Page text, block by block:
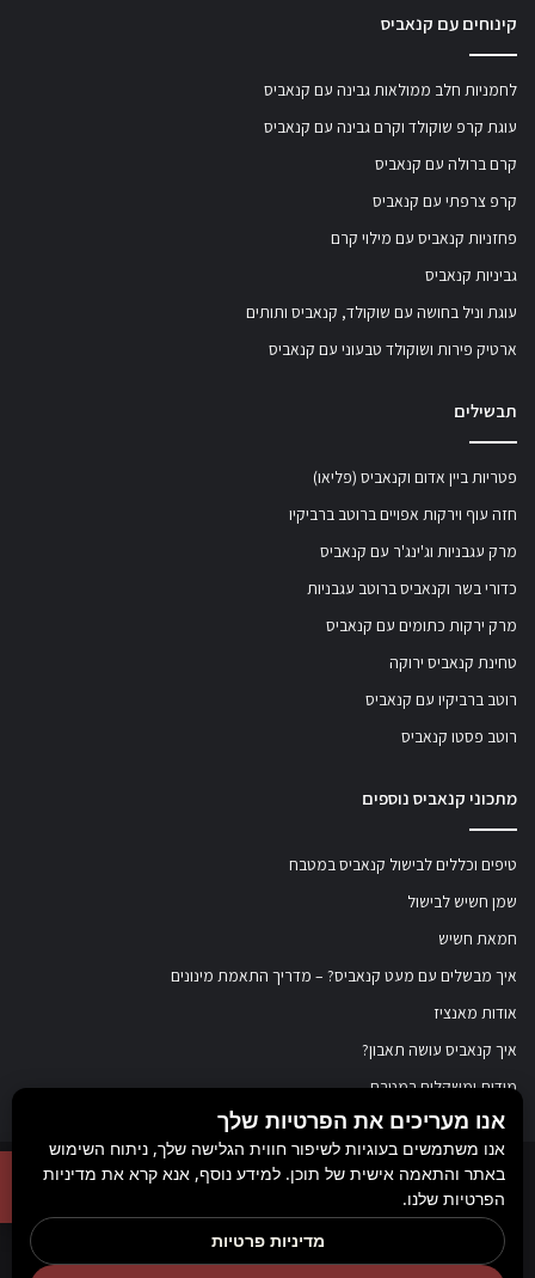
קינוחים עם קנאביס
לחמניות חלב ממולאות גבינה עם קנאביס
עוגת קרפ שוקולד וקרם גבינה עם קנאביס
קרם ברולה עם קנאביס
קרפ צרפתי עם קנאביס
פחזניות קנאביס עם מילוי קרם
גביניות קנאביס
עוגת וניל בחושה עם שוקולד, קנאביס ותותים
ארטיק פירות ושוקולד טבעוני עם קנאביס
תבשילים
פטריות ביין אדום וקנאביס (פליאו)
חזה עוף וירקות אפויים ברוטב ברביקיו
מרק עגבניות וג'ינג'ר עם קנאביס
כדורי בשר וקנאביס ברוטב עגבניות
מרק ירקות כתומים עם קנאביס
טחינת קנאביס ירוקה
רוטב ברביקיו עם קנאביס
רוטב פסטו קנאביס
מתכוני קנאביס נוספים
טיפים וכללים לבישול קנאביס במטבח
שמן חשיש לבישול
חמאת חשיש
איך מבשלים עם מעט קנאביס? – מדריך התאמת מינונים
אודות מאנציז
איך קנאביס עושה תאבון?
מידות ומשקלים במטבח
© כל הזכויות שמורות למאנציז
, 2017-2026. אין במידע באתר זה תחליף להוועצות עם
רופא או רוקח בטרם רכישת תכשיר והתחלת הטיפול בו. יש לעיין בעלון לצרכן לפני
השימוש בתכשיר. מומלץ להתייעץ עם הרוקח בכל הנוגע למטרות ואופן השימוש,
אנו מעריכים את הפרטיות שלך
אנו משתמשים בעוגיות לשיפור חווית הגלישה שלך, ניתוח השימוש
באתר והתאמה אישית של תוכן. למידע נוסף, אנא קרא את מדיניות
הפרטיות שלנו.
מדיניות פרטיות